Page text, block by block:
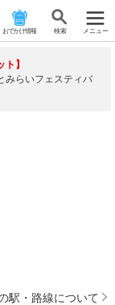
おでかけ情報 検 索 メニュー
】
みらいフェスティバ
駅・路線について